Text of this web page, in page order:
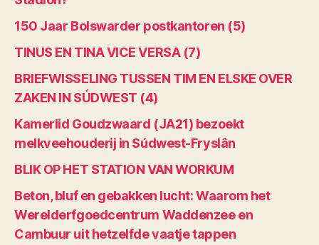
150 Jaar Bolswarder postkantoren (5)
TINUS EN TINA VICE VERSA (7)
BRIEFWISSELING TUSSEN TIM EN ELSKE OVER
ZAKEN IN SÚDWEST (4)
Kamerlid Goudzwaard (JA21) bezoekt
melkveehouderij in Súdwest-Fryslân
BLIK OP HET STATION VAN WORKUM
Beton, bluf en gebakken lucht: Waarom het
Werelderfgoedcentrum Waddenzee en
Cambuur uit hetzelfde vaatje tappen